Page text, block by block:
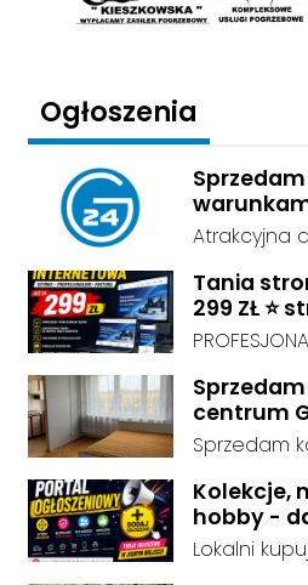
Ogłoszenia
Sprzedam
Atrakcyjna
o
asfaltowej.
Tania
299 ZŁ ⭐
mieć
wydawać
Zamów
WWW już za
estetyczne
centrum
Sprzedam
Stan dobry
piętro.
dobry.
Kolekcje,
hobby -
Lokalni